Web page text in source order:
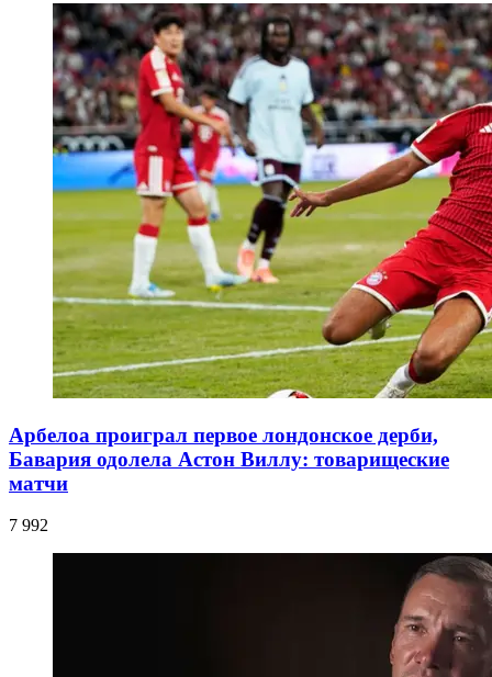
Арбелоа проиграл первое лондонское дерби,
Бавария одолела Астон Виллу: товарищеские
матчи
7 992